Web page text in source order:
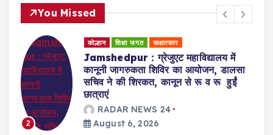
You Missed
3
कोल्हान धर्म समाज
Badajamda : बड़ा जामदा क्षेत्र में टाटा
स्टील के सहयोग व दयानंद एंग्लो वैदिक संस्था
के संचालन में डीएवी स्कूल खोले जाने की मांग
August 6, 2026